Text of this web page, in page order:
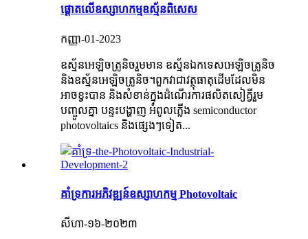
ផ្តោតលើឧស្សាហកម្មឧស្ម័នពិសេស
កញ្ញា-01-2023
ឧស្ម័នអេឡិចត្រូនិចរួមមាន ឧស្ម័នឯកទេសអេឡិចត្រូនិច
និងឧស្ម័នអេឡិចត្រូនិច។ពួកវាជាវត្ថុធាតុដើមដែលមិន
អាចខ្វះបាន និងសំខាន់ក្នុងដំណើរការផលិតសៀគ្វីរួម
បញ្ចូលគ្នា បន្ទះបង្ហាញ អំពូលភ្លើង semiconductor
photovoltaics និងផ្សេងៗទៀត...
គាំទ្រការអភិវឌ្ឍន៍ឧស្សាហកម្ម Photovoltaic
សីហា-១៦-២០២៣